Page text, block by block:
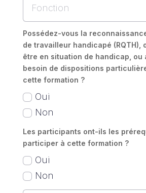
Possédez-vous la
de travailleur handicapé (RQTH),
être en situation de handicap, ou
besoin de dispositions
cette formation ?
Oui
Non
Les participants ont-ils les
participer à cette formation ?
Oui
Non